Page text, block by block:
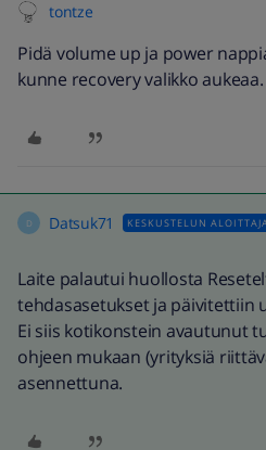
tontze
Pidä volume up ja power
kunne recovery valikko aukeaa.
D Datsuk71 KESKUSTELUN
Laite palautui huollosta
tehdasasetukset ja päivitettiin
Ei siis kotikonstein avautunut
ohjeen mukaan (yrityksiä
asennettuna.